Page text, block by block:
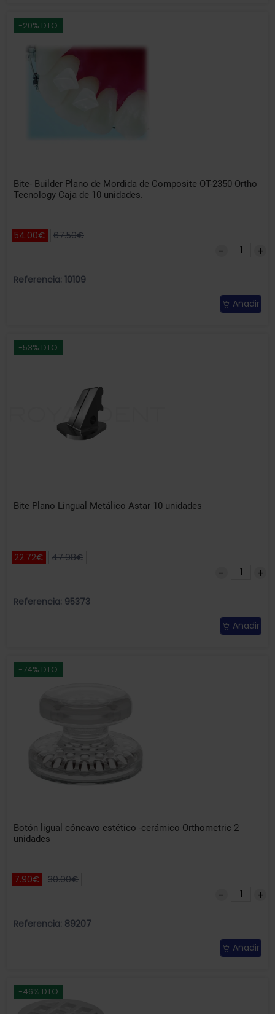
-20% DTO
Bite- Builder Plano de Mordida de Composite OT-2350 Ortho
Tecnology Caja de 10 unidades.
54.00€ 67.50€
Referencia: 10109
Añadir
-53% DTO
Bite Plano Lingual Metálico Astar 10 unidades
22.72€ 47.98€
Referencia: 95373
Añadir
-74% DTO
Botón ligual cóncavo estético -cerámico Orthometric 2
unidades
7.90€ 30.00€
Referencia: 89207
Añadir
-46% DTO